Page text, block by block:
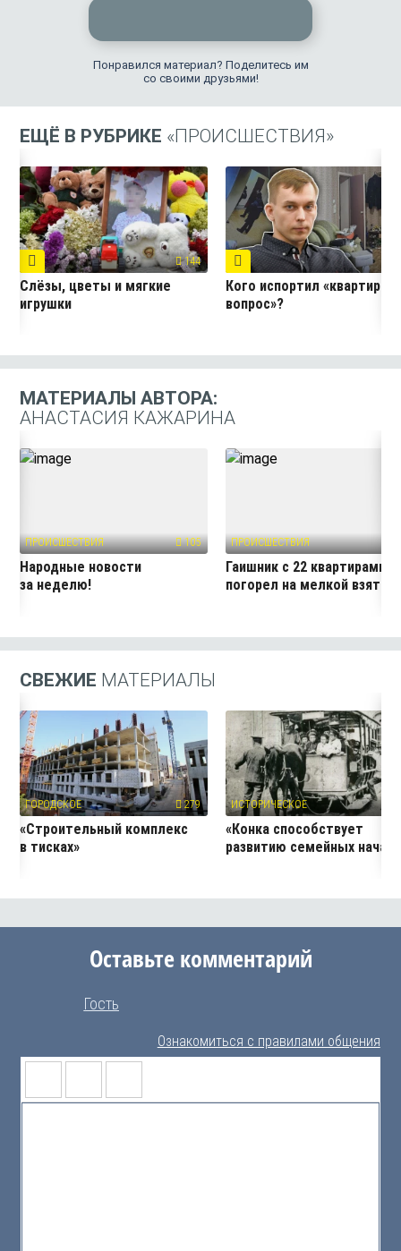
Понравился материал? Поделитесь им
со своими друзьями!
ЕЩЁ В РУБРИКЕ «ПРОИСШЕСТВИЯ»
144
Слёзы, цветы и мягкие
игрушки
Кого испортил
вопрос»?
МАТЕРИАЛЫ АВТОРА:
АНАСТАСИЯ КАЖАРИНА
ПРОИСШЕСТВИЯ 105
Народные новости
за неделю!
ПРОИСШЕСТВИЯ
Гаишник с 22 квартирами
погорел на мелкой взятке
СВЕЖИЕ МАТЕРИАЛЫ
ГОРОДСКОЕ 279
«Строительный комплекс
в тисках»
ИСТОРИЧЕСКОЕ
«Конка способствует
развитию семейных начал»
Оставьте комментарий
Гость
Ознакомиться с правилами общения